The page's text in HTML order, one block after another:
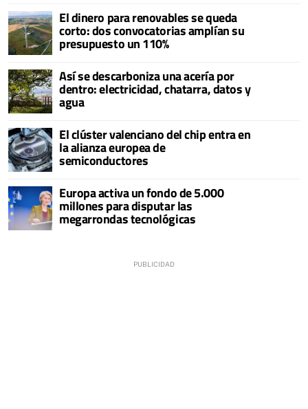
El dinero para renovables se queda
corto: dos convocatorias amplían su
presupuesto un 110%
Así se descarboniza una acería por
dentro: electricidad, chatarra, datos y
agua
El clúster valenciano del chip entra en
la alianza europea de
semiconductores
Europa activa un fondo de 5.000
millones para disputar las
megarrondas tecnológicas